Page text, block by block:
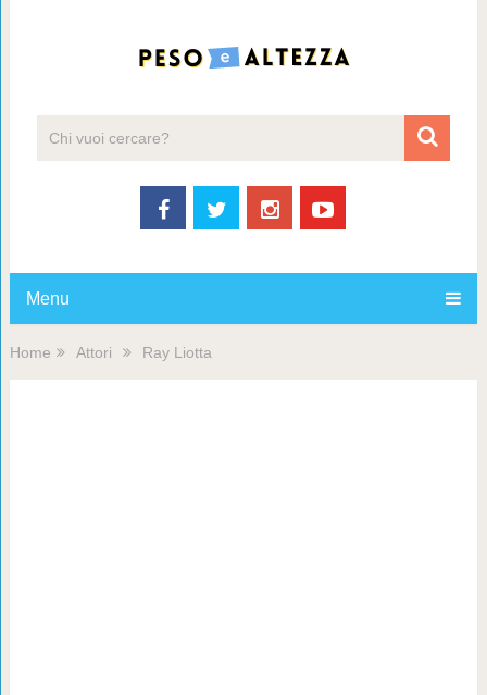
Menu
Home Attori Ray Liotta